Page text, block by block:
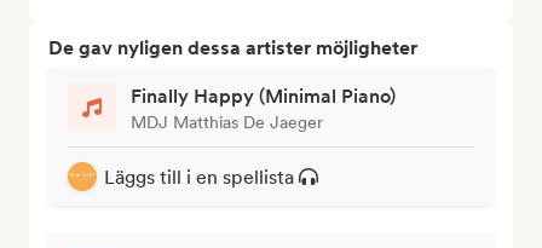
De gav nyligen dessa artister möjligheter
Finally Happy (Minimal Piano)
MDJ Matthias De Jaeger
Läggs till i en spellista